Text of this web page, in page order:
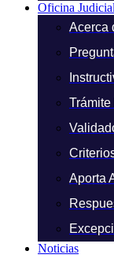
Oficina Judicial
Acerca
Trámite
Aporta
Noticias